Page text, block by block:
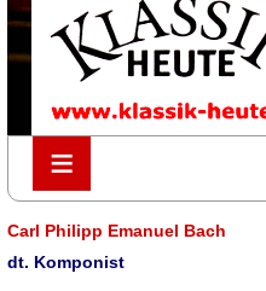
≡
≡
Carl Philipp Emanuel Bach
dt. Komponist